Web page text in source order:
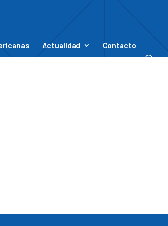
Actualidad Contacto